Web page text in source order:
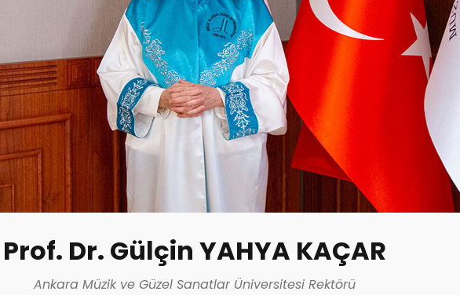
Prof. Dr. Gülçin YAHYA KAÇAR
Ankara Müzik ve Güzel Sanatlar Üniversitesi Rektörü